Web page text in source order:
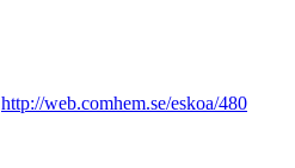
http://web.comhem.se/eskoa/480